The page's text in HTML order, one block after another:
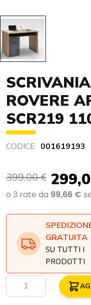
ROVERE
SCR219
CODICE: 001619193
399,00 €
GRATUITA
SU TUTTI I
PRODOTTI
Quantità